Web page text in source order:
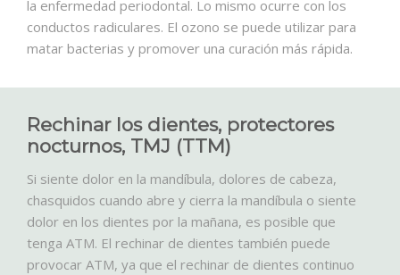
la enfermedad periodontal. Lo mismo ocurre con los
conductos radiculares. El ozono se puede utilizar para
matar bacterias y promover una curación más rápida.
Rechinar los dientes, protectores
nocturnos, TMJ (TTM)
Si siente dolor en la mandíbula, dolores de cabeza,
chasquidos cuando abre y cierra la mandíbula o siente
dolor en los dientes por la mañana, es posible que
tenga ATM. El rechinar de dientes también puede
provocar ATM, ya que el rechinar de dientes continuo